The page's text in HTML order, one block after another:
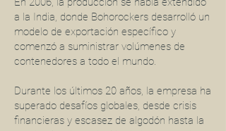
a la India, donde Bohorockers desarrolló un
modelo de exportación específico y
comenzó a suministrar volúmenes de
contenedores a todo el mundo.
Durante los últimos 20 años, la empresa ha
superado desafíos globales, desde crisis
financieras y escasez de algodón hasta la